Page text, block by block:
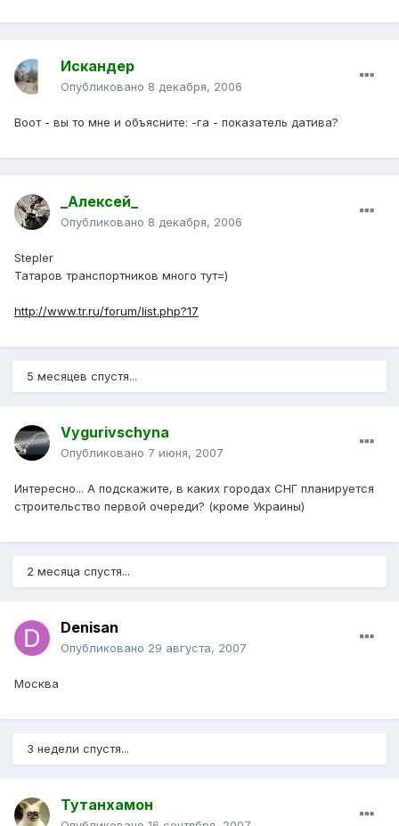
Искандер
Опубликовано 8 декабря, 2006
Воот - вы то мне и объясните: -га - показатель датива?
_Алексей_
Опубликовано 8 декабря, 2006
Stepler
Татаров транспортников много тут=)
http://www.tr.ru/forum/list.php?17
5 месяцев спустя...
Vygurivschyna
Опубликовано 7 июня, 2007
Интересно... А подскажите, в каких городах СНГ планируется
строительство первой очереди? (кроме Украины)
2 месяца спустя...
Denisan
Опубликовано 29 августа, 2007
Москва
3 недели спустя...
Тутанхамон